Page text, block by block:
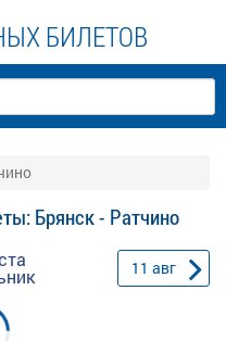
БИЛЕТОВ
Брянск - Ратчино
11 авг